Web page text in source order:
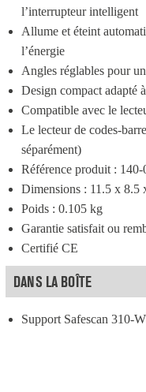
l’interrupteur intelligent
Allume et éteint
l’énergie
Angles réglables pour
Design compact adapté
Compatible avec le
Le lecteur de codes-
séparément)
Référence produit : 140-
Dimensions : 11.5 x 8.5
Poids : 0.105 kg
Garantie satisfait ou
Certifié CE
DANS LA BOÎTE
Support Safescan 310-W